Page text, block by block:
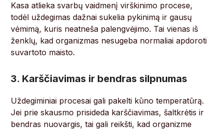
Kasa atlieka svarbų vaidmenį virškinimo procese,
todėl uždegimas dažnai sukelia pykinimą ir gausų
vėmimą, kuris neatneša palengvėjimo. Tai vienas iš
ženklų, kad organizmas nesugeba normaliai apdoroti
suvartoto maisto.
3. Karščiavimas ir bendras silpnumas
Uždegiminiai procesai gali pakelti kūno temperatūrą.
Jei prie skausmo prisideda karščiavimas, šaltkrėtis ir
bendras nuovargis, tai gali reikšti, kad organizme